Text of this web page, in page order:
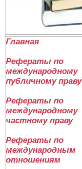
Главная
Рефераты по
международному
публичному праву
Рефераты по
международному
частному праву
Рефераты по
международным
отношениям